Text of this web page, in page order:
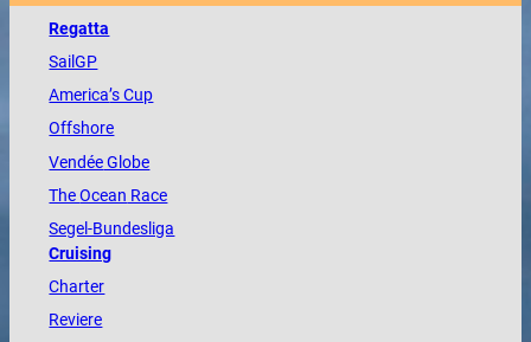
Regatta
SailGP
America’s Cup
Offshore
VendéeGlobe
TheOcean Race
Segel-Bundesliga
Cruising
Charter
Reviere